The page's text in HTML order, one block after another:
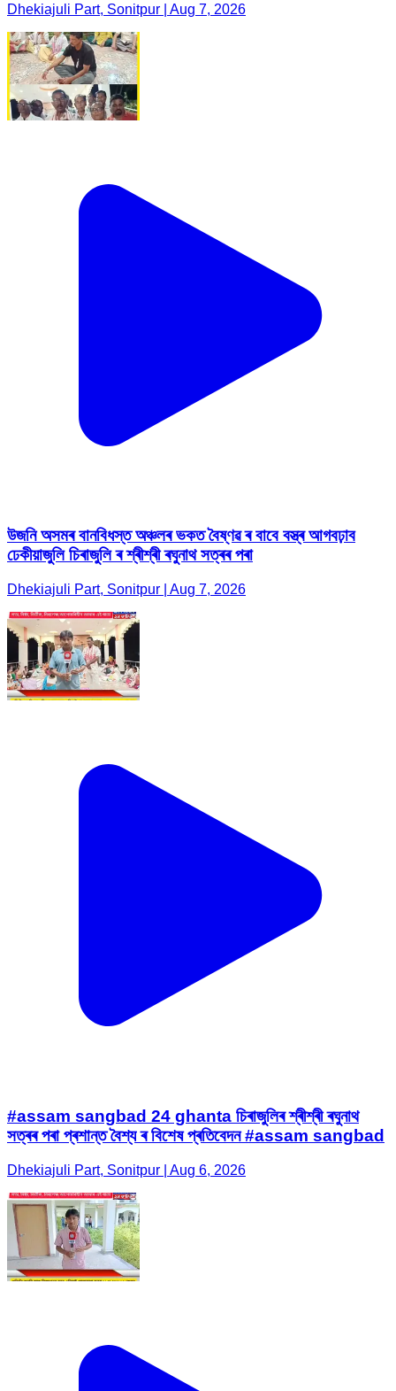
Dhekiajuli Part, Sonitpur | Aug 7, 2026
উজনি অসমৰ বানবিধস্ত অঞ্চলৰ ভকত বৈষ্ণৱ ৰ বাবে বস্ত্ৰ আগবঢ়াব
ঢেকীয়াজুলি চিৰাজুলি ৰ শ্ৰীশ্ৰী ৰঘুনাথ সত্ৰৰ পৰা
Dhekiajuli Part, Sonitpur | Aug 7, 2026
#assam sangbad 24 ghanta চিৰাজুলিৰ শ্ৰীশ্ৰী ৰঘুনাথ
সত্ৰৰ পৰা প্ৰশান্ত বৈশ্য ৰ বিশেষ প্ৰতিবেদন #assam sangbad
Dhekiajuli Part, Sonitpur | Aug 6, 2026